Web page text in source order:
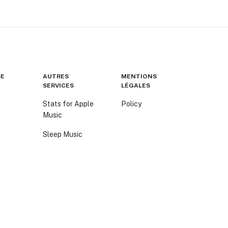
AUTRES
SERVICES
Stats for Apple
Music
Sleep Music
MENTIONS
LÉGALES
Policy